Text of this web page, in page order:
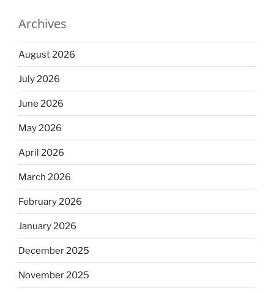
Archives
August 2026
July 2026
June 2026
May 2026
April 2026
March 2026
February 2026
January 2026
December 2025
November 2025